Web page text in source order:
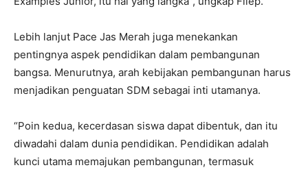
Lebih lanjut Pace Jas Merah juga menekankan
pentingnya aspek pendidikan dalam pembangunan
bangsa. Menurutnya, arah kebijakan pembangunan harus
menjadikan penguatan SDM sebagai inti utamanya.
“Poin kedua, kecerdasan siswa dapat dibentuk, dan itu
diwadahi dalam dunia pendidikan. Pendidikan adalah
kunci utama memajukan pembangunan, termasuk